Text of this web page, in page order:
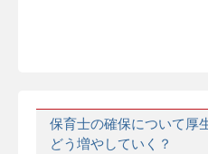
保育士の確保について厚
どう増やしていく？